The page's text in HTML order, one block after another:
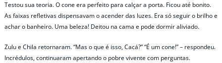
Testou sua teoria. O cone era perfeito para calçar a porta. Ficou até bonito.
As faixas refletivas dispensavam o acender das luzes. Era só seguir o brilho e
achar o banheiro. Uma beleza! Deitou na cama e pode dormir aliviado.
Zulu e Chila retornaram. “Mas o que é isso, Cacá?” “É um cone!” – respondeu.
Incrédulos, continuaram apertando o pobre vivente com perguntas.